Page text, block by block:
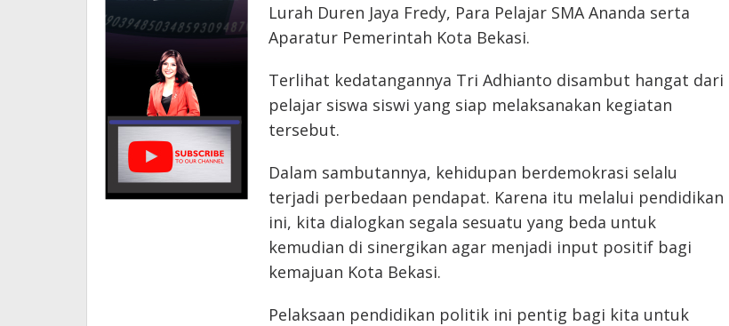
Lurah Duren Jaya Fredy, Para Pelajar SMA Ananda serta
Aparatur Pemerintah Kota Bekasi.
Terlihat kedatangannya Tri Adhianto disambut hangat dari
pelajar siswa siswi yang siap melaksanakan kegiatan
tersebut.
Dalam sambutannya, kehidupan berdemokrasi selalu
terjadi perbedaan pendapat. Karena itu melalui pendidikan
ini, kita dialogkan segala sesuatu yang beda untuk
kemudian di sinergikan agar menjadi input positif bagi
kemajuan Kota Bekasi.
Pelaksaan pendidikan politik ini pentig bagi kita untuk